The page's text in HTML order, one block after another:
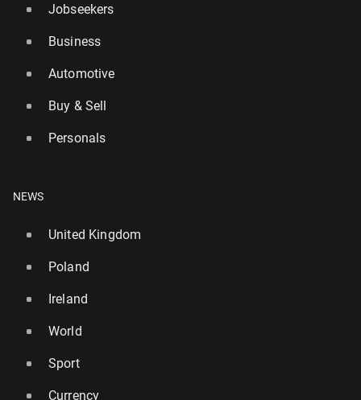
Jobseekers
Business
Automotive
Buy & Sell
Personals
NEWS
United Kingdom
Poland
Ireland
World
Sport
Currency